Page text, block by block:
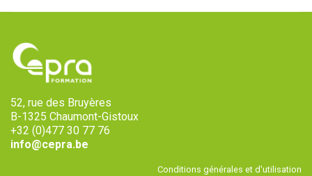
52, rue des Bruyères
B-1325 Chaumont-Gistoux
+32 (0)477 30 77 76
info@cepra.be
Conditions générales et d'utilisation